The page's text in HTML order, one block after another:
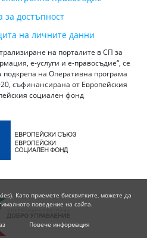
за достъпност
на личните данни
на порталите в СП за
е-услуги и е-правосъдие“, се
на Оперативна програма
съфинансирана от Европейския
социален фонд
Като приемете бисквитките, можете да
поведение на сайта.
Повече информация